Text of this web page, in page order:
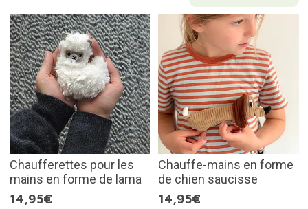
Chaufferettes pour les
mains en forme de lama
14,95€
Chauffe-mains en forme
de chien saucisse
14,95€